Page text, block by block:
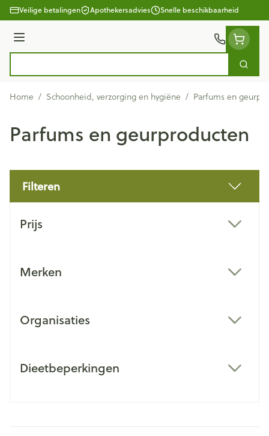
Ga naar de inhoud
Veilige betalingen Apothekersadvies Snelle beschikbaarheid
Menu
Zoek
Home / Schoonheid, verzorging en hygiëne / Parfums en
Parfums en geurproducten
Filteren
Prijs
Merken
Organisaties
Dieetbeperkingen